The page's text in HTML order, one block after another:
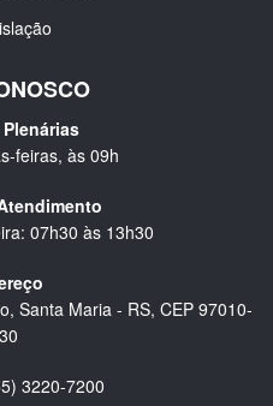
feiras, às 09h
07h30 às 13h30
Santa Maria - RS, CEP 97010-
3220-7200